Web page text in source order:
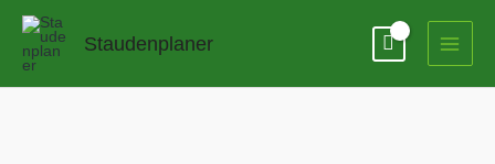
Zum
springen
Staudenplaner